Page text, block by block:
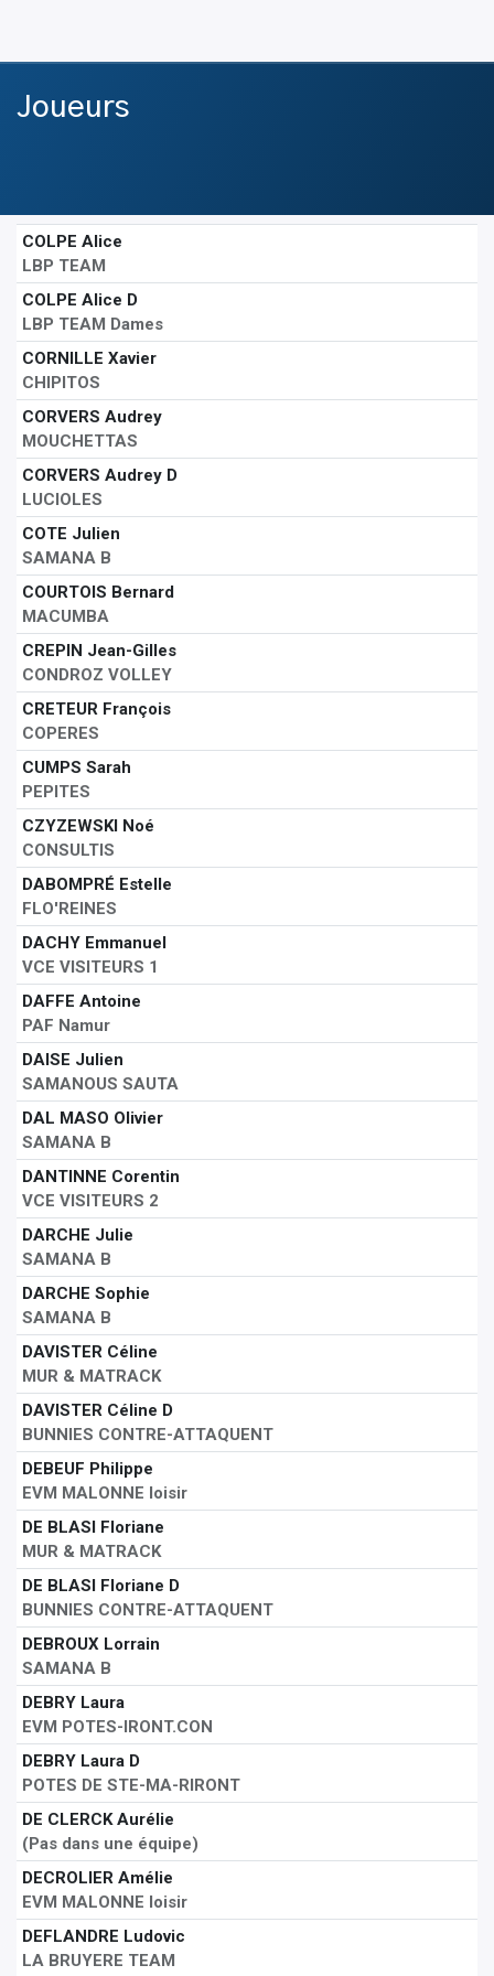
Joueurs
COLPE Alice
LBP TEAM
COLPE Alice D
LBP TEAM Dames
CORNILLE Xavier
CHIPITOS
CORVERS Audrey
MOUCHETTAS
CORVERS Audrey D
LUCIOLES
COTE Julien
SAMANA B
COURTOIS Bernard
MACUMBA
CREPIN Jean-Gilles
CONDROZ VOLLEY
CRETEUR François
COPERES
CUMPS Sarah
PEPITES
CZYZEWSKI Noé
CONSULTIS
DABOMPRÉ Estelle
FLO'REINES
DACHY Emmanuel
VCE VISITEURS 1
DAFFE Antoine
PAF Namur
DAISE Julien
SAMANOUS SAUTA
DAL MASO Olivier
SAMANA B
DANTINNE Corentin
VCE VISITEURS 2
DARCHE Julie
SAMANA B
DARCHE Sophie
SAMANA B
DAVISTER Céline
MUR & MATRACK
DAVISTER Céline D
BUNNIES CONTRE-ATTAQUENT
DEBEUF Philippe
EVM MALONNE loisir
DE BLASI Floriane
MUR & MATRACK
DE BLASI Floriane D
BUNNIES CONTRE-ATTAQUENT
DEBROUX Lorrain
SAMANA B
DEBRY Laura
EVM POTES-IRONT.CON
DEBRY Laura D
POTES DE STE-MA-RIRONT
DE CLERCK Aurélie
(Pas dans une équipe)
DECROLIER Amélie
EVM MALONNE loisir
DEFLANDRE Ludovic
LA BRUYERE TEAM